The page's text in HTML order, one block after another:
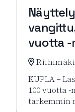
vuotta
Riihimäki
KUPLA –
100 vuotta
tarkemmin